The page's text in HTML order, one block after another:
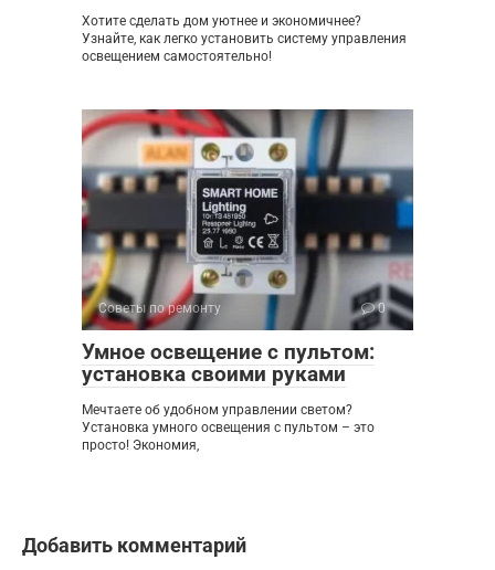
Хотите сделать дом уютнее и экономичнее?
Узнайте, как легко установить систему управления
освещением самостоятельно!
Советы по ремонту 0
Умное освещение с пультом:
установка своими руками
Мечтаете об удобном управлении светом?
Установка умного освещения с пультом – это
просто! Экономия,
Добавить комментарий